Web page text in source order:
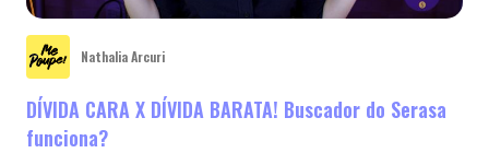
Nathalia Arcuri
DÍVIDA CARA X DÍVIDA BARATA! Buscador do Serasa
funciona?